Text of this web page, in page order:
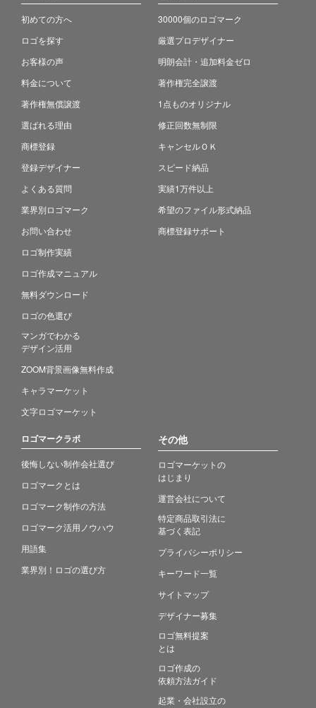
初めての方へ
ロゴを探す
お客様の声
料金について
著作権無償譲渡
選ばれる理由
商標登録
登録デザイナー
よくある質問
業界別ロゴマーク
お問い合わせ
ロゴ制作実績
ロゴ作成マニュアル
無料ダウンロード
ロゴの色選び
マンガでわかる
デザイン活用
ZOOM背景画像無料作成
キャラマーケット
文字ロゴマーケット
30000個のロゴマーク
厳選プロデザイナー
明朗会計・追加料金ゼロ
著作権完全譲渡
1点ものオリジナル
修正回数無制限
キャンセルＯＫ
スピード納品
実績1万件以上
希望のファイル形式納品
商標登録サポート
ロゴマークラボ
後悔しない制作会社選び
ロゴマークとは
ロゴマーク制作の方法
ロゴマーク活用ノウハウ
用語集
業界別！ロゴの選び方
その他
ロゴマーケットの
はじまり
運営会社について
特定商品取引法に
基づく表記
プライバシーポリシー
キーワード一覧
サイトマップ
デザイナー募集
ロゴ無料提案
とは
ロゴ作成の
依頼方法ガイド
起業・会社設立の